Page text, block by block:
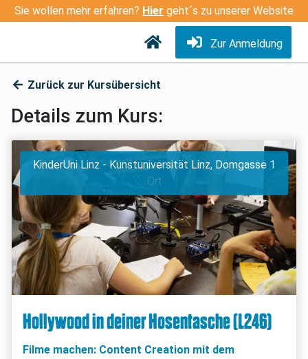
Sie wollen mehr erfahren? Hier geht´s zu unserer Website
Zur Anmeldung
Zurück zur Kursübersicht
Details zum Kurs:
KinderUni Linz - Kunstuniversität Linz, Domgasse 1
Ort
Hollywood in deiner Hosentasche (L246)
Filme machen: Content Creation mit dem